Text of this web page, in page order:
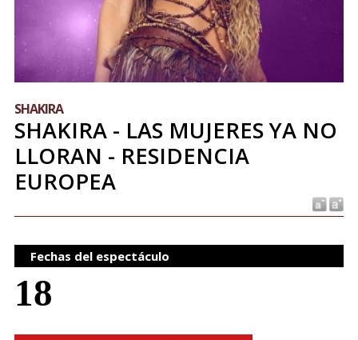
SHAKIRA
SHAKIRA - LAS MUJERES YA NO
LLORAN - RESIDENCIA
EUROPEA
Fechas del espectáculo
18